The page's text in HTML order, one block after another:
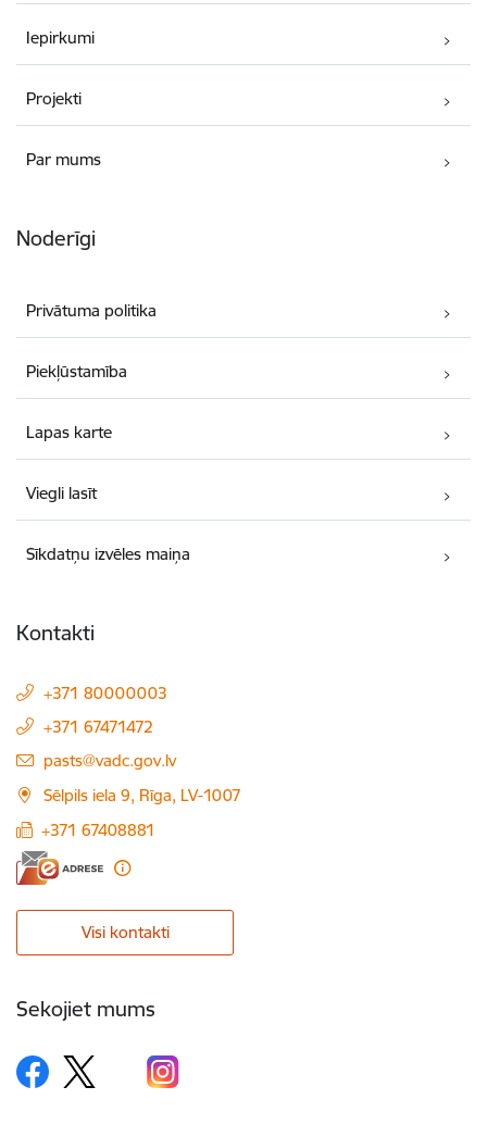
Iepirkumi
Projekti
Par mums
Noderīgi
Privātuma politika
Piekļūstamība
Lapas karte
Viegli lasīt
Sīkdatņu izvēles maiņa
Kontakti
+371 80000003
+371 67471472
E-pasts:
pasts@vadc.gov.lv
Sēlpils iela 9, Rīga, LV-1007
+371 67408881
Visi kontakti
Sekojiet mums